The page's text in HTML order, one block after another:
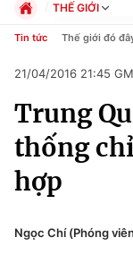
Chuyên mục
Chính trị
Xã hội
Pháp luật
THẾ GIỚI
Chính trị
Pháp luật
Kinh tế
Thể thao
Truyền hình
Văn hóa -
Công nghệ
Tin tức Thế giới đó
21/04/2016 21:45
Trung
thống
hợp
Ngọc Chí (Phóng